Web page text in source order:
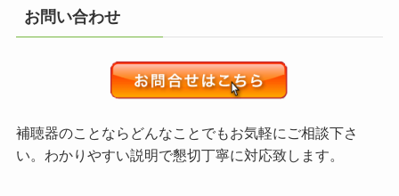
お問い合わせ
補聴器のことならどんなことでもお気軽にご相談下さ
い。わかりやすい説明で懇切丁寧に対応致します。